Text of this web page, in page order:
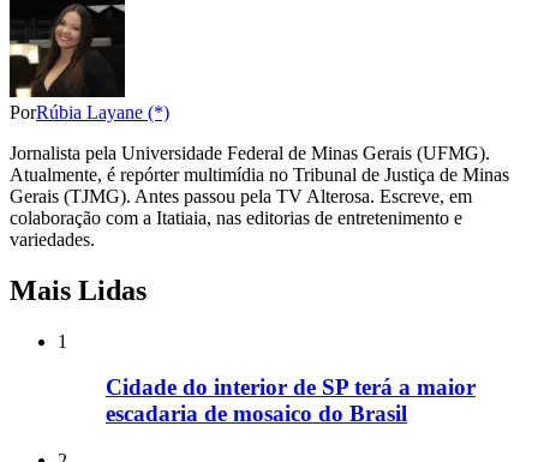
PorRúbia Layane (*)
Jornalista pela Universidade Federal de Minas Gerais (UFMG).
Atualmente, é repórter multimídia no Tribunal de Justiça de Minas
Gerais (TJMG). Antes passou pela TV Alterosa. Escreve, em
colaboração com a Itatiaia, nas editorias de entretenimento e
variedades.
Mais Lidas
1
Cidade do interior de SP terá a maior
escadaria de mosaico do Brasil